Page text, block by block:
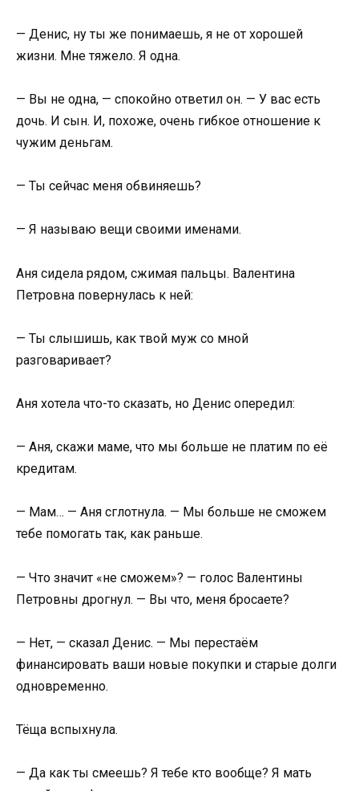
— Денис, ну ты же понимаешь, я не от хорошей
жизни. Мне тяжело. Я одна.
— Вы не одна, — спокойно ответил он. — У вас есть
дочь. И сын. И, похоже, очень гибкое отношение к
чужим деньгам.
— Ты сейчас меня обвиняешь?
— Я называю вещи своими именами.
Аня сидела рядом, сжимая пальцы. Валентина
Петровна повернулась к ней:
— Ты слышишь, как твой муж со мной
разговаривает?
Аня хотела что-то сказать, но Денис опередил:
— Аня, скажи маме, что мы больше не платим по её
кредитам.
— Мам… — Аня сглотнула. — Мы больше не сможем
тебе помогать так, как раньше.
— Что значит «не сможем»? — голос Валентины
Петровны дрогнул. — Вы что, меня бросаете?
— Нет, — сказал Денис. — Мы перестаём
финансировать ваши новые покупки и старые долги
одновременно.
Тёща вспыхнула.
— Да как ты смеешь? Я тебе кто вообще? Я мать